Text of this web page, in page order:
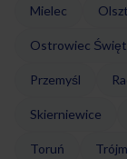
Mielec
Ostrowiec
Przemyśl
Skierniewice
Toruń